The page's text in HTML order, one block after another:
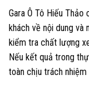
Gara Ô Tô Hiếu
khách về nội dung và
kiểm tra chất lượng
Nếu kết quả trong
toàn chịu trách